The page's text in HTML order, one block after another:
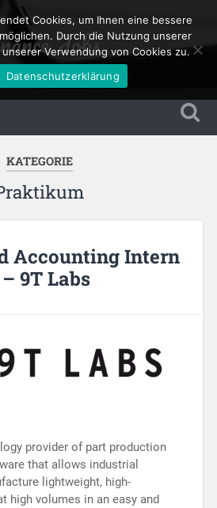
Jobs
KATEGORIE
Accounting Intern
9T Labs
provider of part production
that allows industrial
lightweight, high-
high volumes in an easy and
Cookies, um Ihnen eine bessere
Durch die Nutzung unserer
Verwendung von Cookies zu.
Datenschutzerklärung